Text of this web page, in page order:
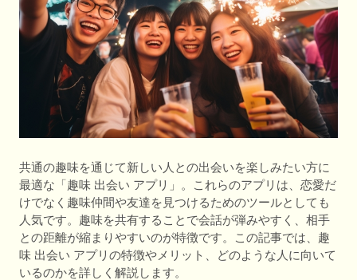
共通の趣味を通じて新しい人との出会いを楽しみたい方に
最適な「趣味 出会い アプリ」。これらのアプリは、恋愛だ
けでなく趣味仲間や友達を見つけるためのツールとしても
人気です。趣味を共有することで会話が弾みやすく、相手
との距離が縮まりやすいのが特徴です。この記事では、趣
味 出会い アプリの特徴やメリット、どのような人に向いて
いるのかを詳しく解説します。